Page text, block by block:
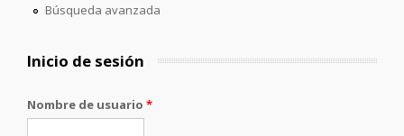
Búsqueda avanzada
Inicio de sesión
Nombre de usuario *